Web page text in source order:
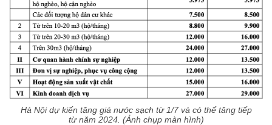
Hà Nội dự kiến tăng giá nước sạch từ 1/7 và có thể tăng tiếp
từ năm 2024. (Ảnh chụp màn hình)